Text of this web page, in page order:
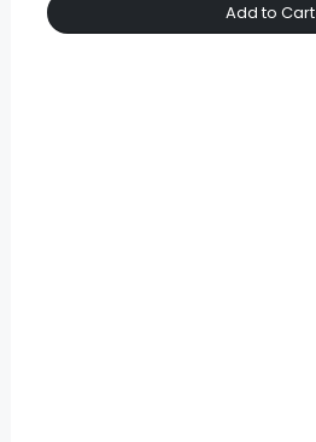
Add to Cart